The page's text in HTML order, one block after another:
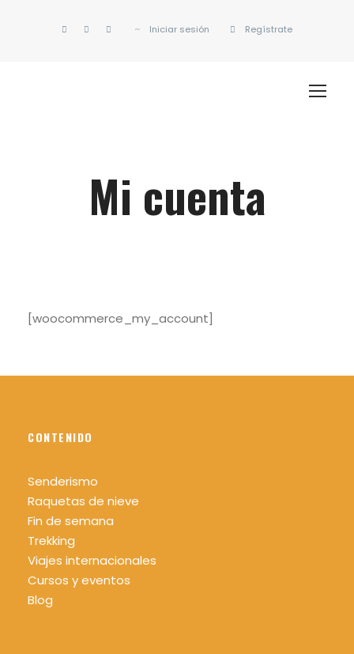
Iniciar sesión Regístrate
Mi cuenta
[woocommerce_my_account]
CONTENIDO
Senderismo
Raquetas de nieve
Fin de semana
Trekking
Viajes internacionales
Cursos y eventos
Blog